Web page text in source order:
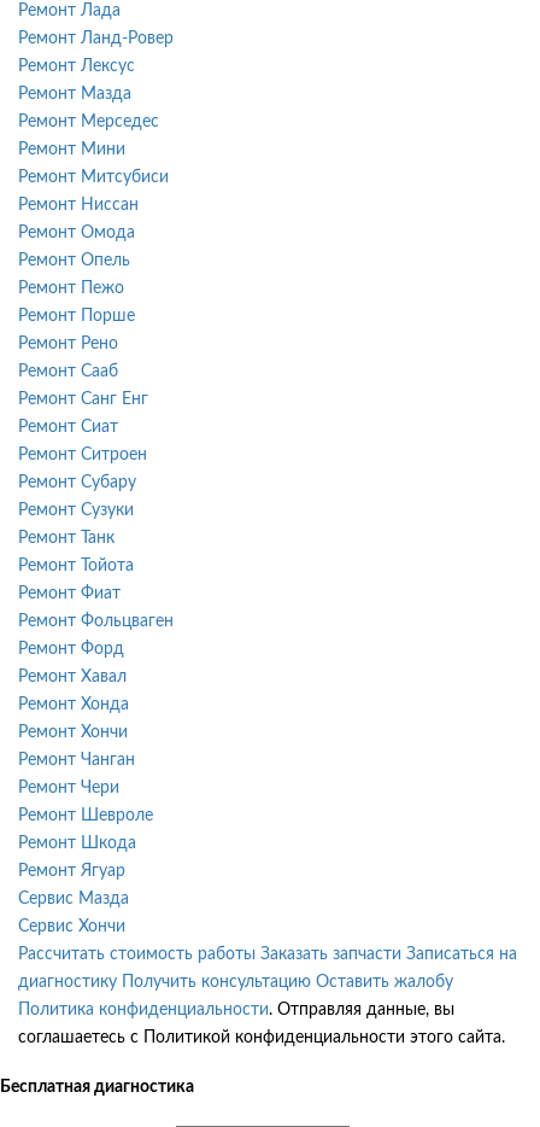
Ремонт Лада
Ремонт Ланд-Ровер
Ремонт Лексус
Ремонт Мазда
Ремонт Мерседес
Ремонт Мини
Ремонт Митсубиси
Ремонт Ниссан
Ремонт Омода
Ремонт Опель
Ремонт Пежо
Ремонт Порше
Ремонт Рено
Ремонт Сааб
Ремонт Санг Енг
Ремонт Сиат
Ремонт Ситроен
Ремонт Субару
Ремонт Сузуки
Ремонт Танк
Ремонт Тойота
Ремонт Фиат
Ремонт Фольцваген
Ремонт Форд
Ремонт Хавал
Ремонт Хонда
Ремонт Хончи
Ремонт Чанган
Ремонт Чери
Ремонт Шевроле
Ремонт Шкода
Ремонт Ягуар
Сервис Мазда
Сервис Хончи
Рассчитать стоимость работы Заказать запчасти Записаться на
диагностику
Получить консультацию Оставить жалобу
Политика конфиденциальности. Отправляя данные, вы
соглашаетесь с Политикой конфиденциальности этого сайта.
Бесплатная диагностика